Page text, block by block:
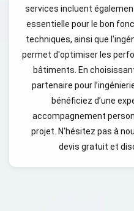
services incluent
essentielle pour le bon
techniques, ainsi que
permet d'optimiser les
bâtiments. En
partenaire pour
bénéficiez d’une
accompagnement
projet. N'hésitez pas à
devis gratuit et